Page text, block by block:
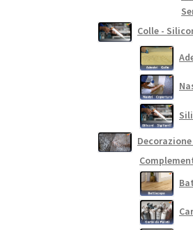
Colle -
Decorazione